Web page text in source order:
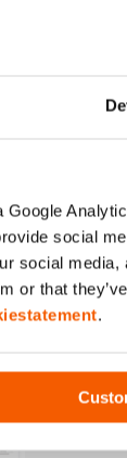
social
social
or that
.
te dragen
Meer
metrisch